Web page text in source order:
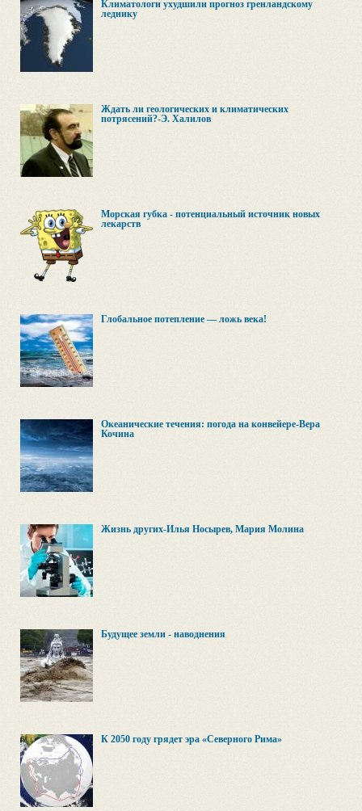
Климатологи ухудшили прогноз гренландскому
леднику
Ждать ли геологических и климатических
потрясений?-Э. Халилов
Морская губка - потенциальный источник новых
лекарств
Глобальное потепление — ложь века!
Океанические течения: погода на конвейере-Вера
Кочина
Жизнь других-Илья Носырев, Мария Молина
Будущее земли - наводнения
К 2050 году грядет эра «Северного Рима»